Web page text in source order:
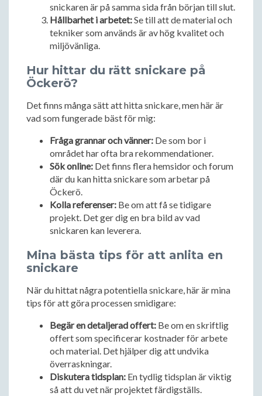
snickaren är på samma sida från början till slut.
Hållbarhet i arbetet:Se till att de material och
tekniker som används är av hög kvalitet och
miljövänliga.
Hur hittar du rätt snickare på
Öckerö?
Det finns många sätt att hitta snickare, men här är
vad som fungerade bäst för mig:
Fråga grannar och vänner: De som bor i
området har ofta bra rekommendationer.
Sök online: Det finns flera hemsidor och forum
där du kan hitta snickare som arbetar på
Öckerö.
Kolla referenser: Be om att få se tidigare
projekt. Det ger dig en bra bild av vad
snickaren kan leverera.
Mina bästa tips för att anlita en
snickare
När du hittat några potentiella snickare, här är mina
tips för att göra processen smidigare:
Begär en detaljerad offert: Be om en skriftlig
offert som specificerar kostnader för arbete
och material. Det hjälper dig att undvika
överraskningar.
Diskutera tidsplan: En tydlig tidsplan är viktig
så att du vet när projektet färdigställs.